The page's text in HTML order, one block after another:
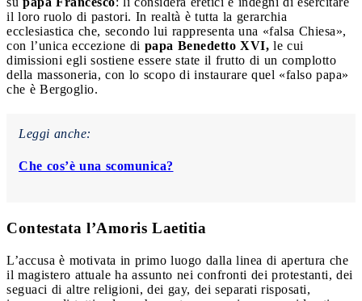
il loro ruolo di pastori. In realtà è tutta la gerarchia
ecclesiastica che, secondo lui rappresenta una «falsa Chiesa»,
con l’unica eccezione di papa Benedetto XVI, le cui
dimissioni egli sostiene essere state il frutto di un complotto
della massoneria, con lo scopo di instaurare quel «falso papa»
che è Bergoglio.
Leggi anche:
Che cos’è una scomunica?
Contestata l’Amoris Laetitia
L’accusa è motivata in primo luogo dalla linea di apertura che
il magistero attuale ha assunto nei confronti dei protestanti, dei
seguaci di altre religioni, dei gay, dei separati risposati,